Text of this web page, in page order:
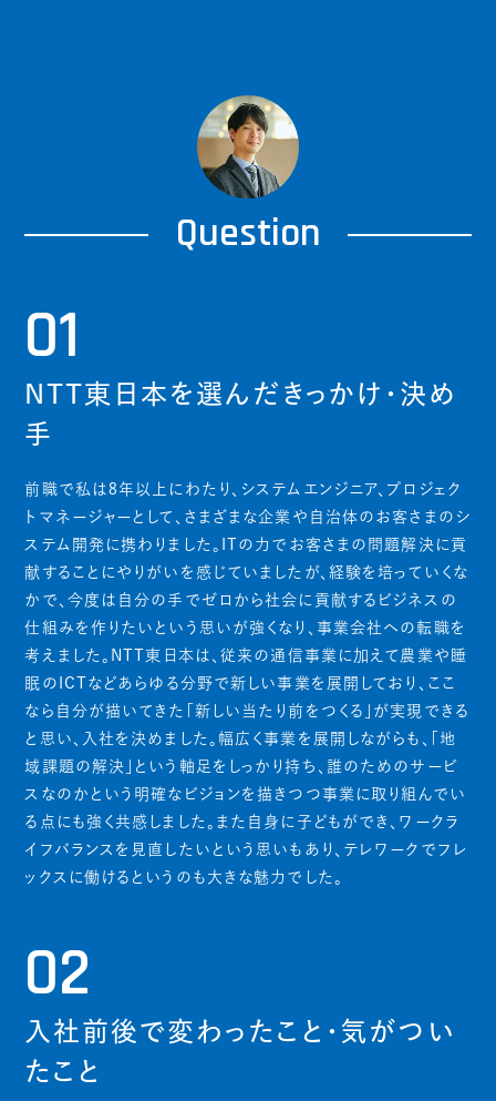
Question
01
NTT東日本を選んだきっかけ・決め
手
前職で私は8年以上にわたり、システムエンジニア、プロジェク
トマネージャーとして、さまざまな企業や自治体のお客さまのシ
ステム開発に携わりました。ITの力でお客さまの問題解決に貢
献することにやりがいを感じていましたが、経験を培っていくな
かで、今度は自分の手でゼロから社会に貢献するビジネスの
仕組みを作りたいという思いが強くなり、事業会社への転職を
考えました。NTT東日本は、従来の通信事業に加えて農業や睡
眠のICTなどあらゆる分野で新しい事業を展開しており、ここ
なら自分が描いてきた「新しい当たり前をつくる」が実現できる
と思い、入社を決めました。幅広く事業を展開しながらも、「地
域課題の解決」という軸足をしっかり持ち、誰のためのサービ
スなのかという明確なビジョンを描きつつ事業に取り組んでい
る点にも強く共感しました。また自身に子どもができ、ワークラ
イフバランスを見直したいという思いもあり、テレワークでフレ
ックスに働けるというのも大きな魅力でした。
02
入社前後で変わったこと・気がつい
たこと